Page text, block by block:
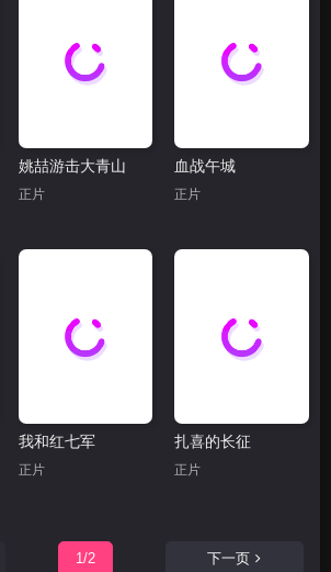
姚喆游击大青山
正片
血战午城
正片
我和红七军
正片
扎喜的长征
正片
1/2 下一页